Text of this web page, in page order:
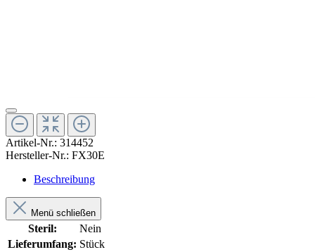
Artikel-Nr.: 314452
Hersteller-Nr.: FX30E
Beschreibung
Menü schließen
Steril:
Nein
Lieferumfang: Stück